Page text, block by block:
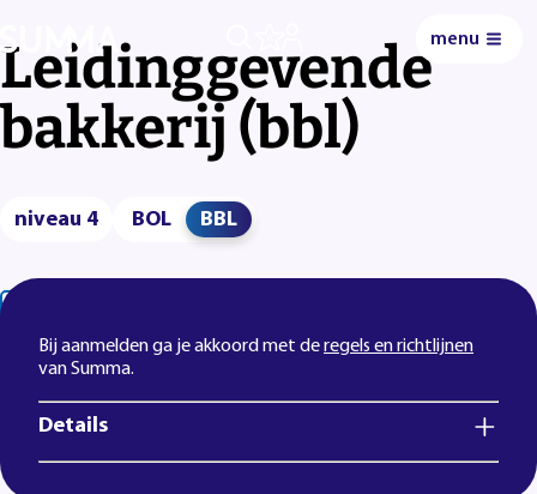
menu
Leidinggevende
bakkerij (bbl)
niveau 4 BOL BBL
Bij aanmelden ga je akkoord met deregels en richtlijnen
van Summa.
Details